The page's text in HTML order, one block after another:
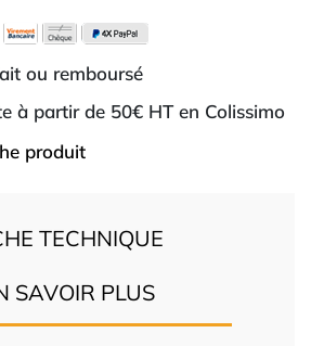
ou remboursé
à partir de 50€ HT en Colissimo
produit
TECHNIQUE
SAVOIR PLUS